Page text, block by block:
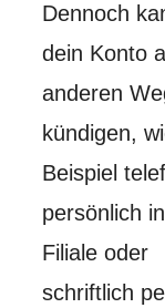
Dennoch
dein Konto
anderen
kündigen,
Beispiel
persönlich
Filiale oder
schriftlich